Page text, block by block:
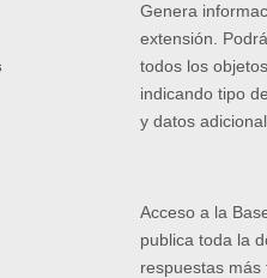
Genera
extensión.
todos los
indicando tipo
y datos
Acceso a la
publica toda la
respuestas